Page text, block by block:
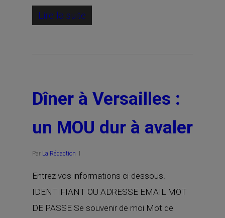
Lire la suite
Dîner à Versailles :
un MOU dur à avaler
Par La Rédaction
Entrez vos informations ci-dessous.
IDENTIFIANT OU ADRESSE EMAIL MOT
DE PASSE Se souvenir de moi Mot de